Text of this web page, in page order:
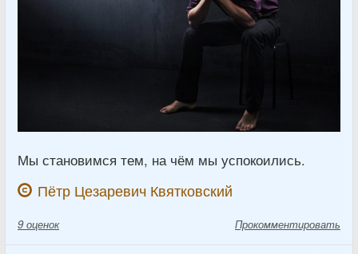
Мы становимся тем, на чём мы успокоились.
Пётр Цезаревич Квятковский
9 оценок Прокомментировать